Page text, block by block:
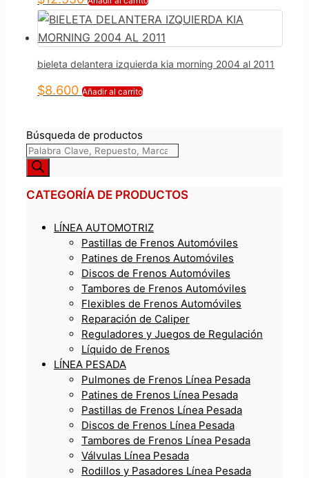
bieleta delantera izquierda kia morning 2004 al 2011
$8.600 Añadir al carrito
Búsqueda de productos
CATEGORÍA DE PRODUCTOS
LÍNEA AUTOMOTRIZ
Pastillas de Frenos Automóviles
Patines de Frenos Automóviles
Discos de Frenos Automóviles
Tambores de Frenos Automóviles
Flexibles de Frenos Automóviles
Reparación de Caliper
Reguladores y Juegos de Regulación
Líquido de Frenos
LÍNEA PESADA
Pulmones de Frenos Línea Pesada
Patines de Frenos Línea Pesada
Pastillas de Frenos Línea Pesada
Discos de Frenos Línea Pesada
Tambores de Frenos Línea Pesada
Válvulas Línea Pesada
Rodillos y Pasadores Línea Pesada